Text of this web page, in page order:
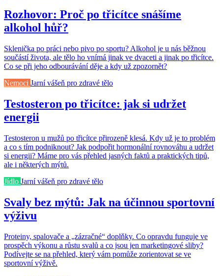
Rozhovor: Proč po třicítce snášíme
alkohol hůř?
Sklenička po práci nebo pivo po sportu? Alkohol je u nás běžnou
součástí života, ale tělo ho vnímá jinak ve dvaceti a jinak po třicítce.
Co se při jeho odbourávání děje a kdy už zpozornět?
Nemoci Jarní vášeň pro zdravé tělo
Testosteron po třicítce: jak si udržet
energii
Testosteron u mužů po třicítce přirozeně klesá. Kdy už je to problém
a co s tím podniknout? Jak podpořit hormonální rovnováhu a udržet
si energii? Máme pro vás přehled jasných faktů a praktických tipů,
ale i některých mýtů.
Jídlo Jarní vášeň pro zdravé tělo
Svaly bez mýtů: Jak na účinnou sportovní
výživu
Proteiny, spalovače a „zázračné“ doplňky. Co opravdu funguje ve
prospěch výkonu a růstu svalů a co jsou jen marketingové sliby?
Podívejte se na přehled, který vám pomůže zorientovat se ve
sportovní výživě.